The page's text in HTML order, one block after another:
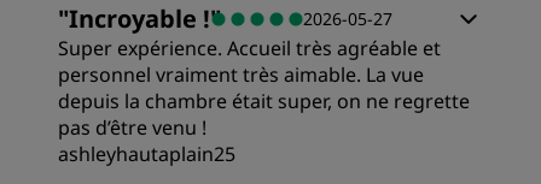
Qualité/prix
Literie
"Incroyable !" 2026-05-27
Super expérience. Accueil très agréable et
personnel vraiment très aimable. La vue
depuis la chambre était super, on ne regrette
pas d’être venu !
ashleyhautaplain25